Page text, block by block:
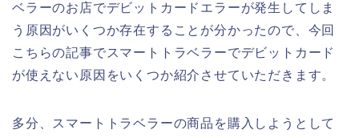
ベラーのお店でデビットカードエラーが発生してしま
う原因がいくつか存在することが分かったので、今回
こちらの記事でスマートトラベラーでデビットカード
が使えない原因をいくつか紹介させていただきます。
多分、スマートトラベラーの商品を購入しようとして